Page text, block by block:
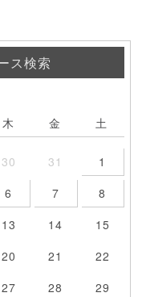
ス検索
木 金 土
30 31
1
6 7
8
13 14
15
20 21
22
27 28
29